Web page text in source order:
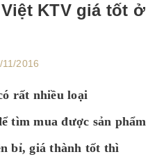
KTV giá tốt ở
11/2016
rất nhiều loại
tìm mua được sản phẩm
bỉ, giá thành tốt thì